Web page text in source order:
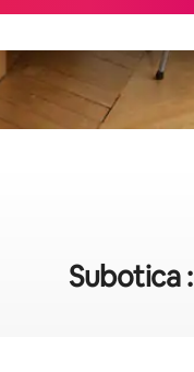
Subotica